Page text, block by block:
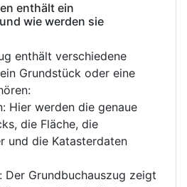
enthält ein
wie werden sie
enthält verschiedene
Grundstück oder eine
Hier werden die genaue
die Fläche, die
und die Katasterdaten
Der Grundbuchauszug zeigt